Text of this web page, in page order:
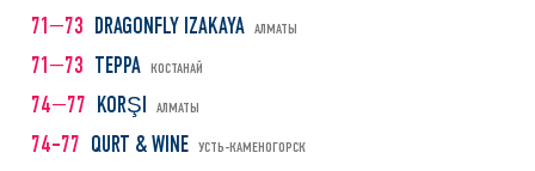
71—73 DRAGONFLY IZAKAYA АЛМАТЫ
71—73 ТЕРРА КОСТАНАЙ
74—77 KORŞI АЛМАТЫ
74–77 QURT & WINE УСТЬ-КАМЕНОГОРСК